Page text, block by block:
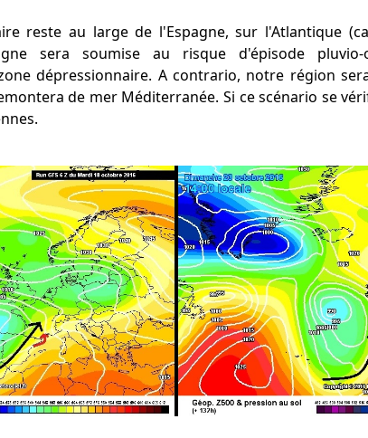
reste au large de l'Espagne, sur l'Atlantique
sera soumise au risque d'épisode pluvio-
dépressionnaire. A contrario, notre région
de mer Méditerranée. Si ce scénario se